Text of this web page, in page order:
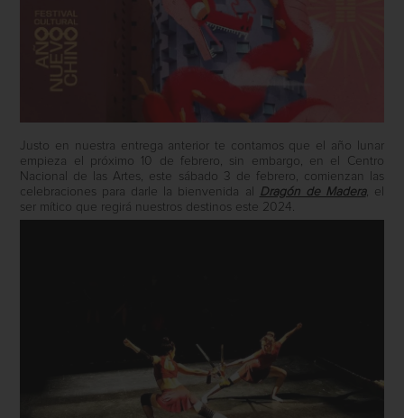
Justo en nuestra entrega anterior te contamos que el año lunar
empieza el próximo 10 de febrero, sin embargo, en el Centro
Nacional de las Artes, este sábado 3 de febrero, comienzan las
celebraciones para darle la bienvenida al
Dragón de Madera, el
ser mítico que regirá nuestros destinos este 2024.